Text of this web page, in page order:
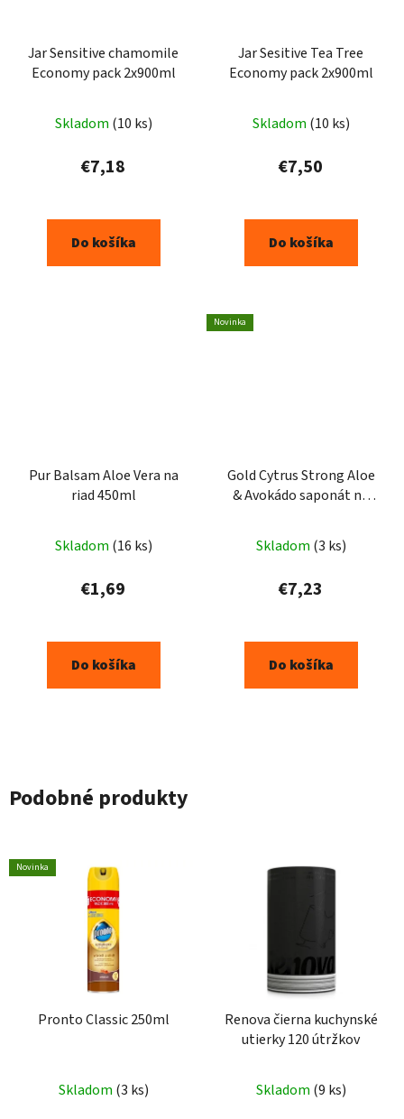
Jar Sensitive chamomile
Economy pack 2x900ml
Skladom (10 ks)
€7,18
Do košíka
Jar Sesitive Tea Tree
Economy pack 2x900ml
Skladom (10 ks)
€7,50
Do košíka
Pur Balsam Aloe Vera na
riad 450ml
Skladom (16 ks)
€1,69
Do košíka
Novinka
Gold Cytrus Strong Aloe
& Avokádo saponát na
Skladom (3 ks)
€7,23
Do košíka
Podobné produkty
Novinka
Pronto Classic 250ml
Skladom (3 ks)
Renova čierna kuchynské
utierky 120 útržkov
Skladom (9 ks)